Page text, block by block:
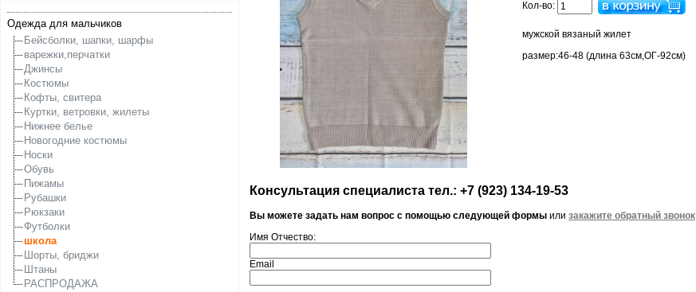
Одежда для мальчиков
Бейсболки, шапки, шарфы
варежки,перчатки
Джинсы
Костюмы
Кофты, свитера
Куртки, ветровки, жилеты
Нижнее белье
Новогодние костюмы
Носки
Обувь
Пижамы
Рубашки
Рюкзаки
Футболки
школа
Шорты, бриджи
Штаны
РАСПРОДАЖА
Кол-во:
мужской вязаный жилет
размер:46-48 (длина 63см,ОГ-92см)
Консультация специалиста тел.: +7 (923) 134-19-53
Вы можете задать нам вопрос с помощью следующей формы или закажите обратный звонок
Имя Отчество:
Email